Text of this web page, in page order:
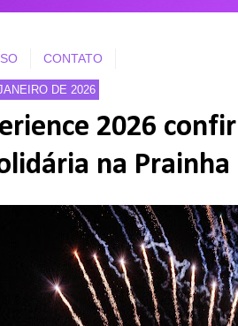
CONTATO
DE 2026
2026
na Prainha